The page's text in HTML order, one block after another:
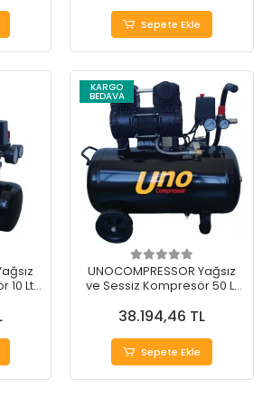
Sepete Ekle
10 Lt
KARGO
BEDAVA
UNOCOMPRESSOR Yağsız
ve Sessiz Kompresör 50 Lt
MOTOR )
38.194,46 TL
Sepete Ekle